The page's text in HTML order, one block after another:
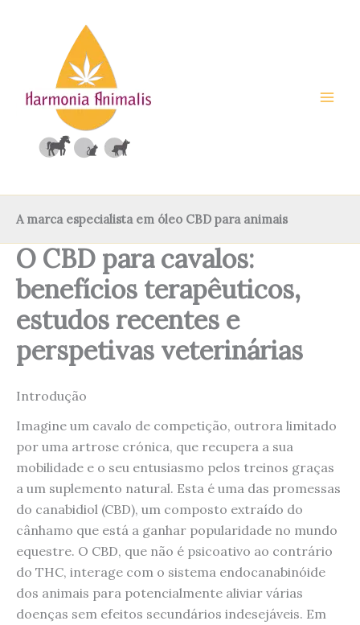
A marca especialista em óleo CBD para animais
O CBD para cavalos:
benefícios terapêuticos,
estudos recentes e
perspetivas veterinárias
Introdução
Imagine um cavalo de competição, outrora limitado
por uma artrose crónica, que recupera a sua
mobilidade e o seu entusiasmo pelos treinos graças
a um suplemento natural. Esta é uma das promessas
do canabidiol (CBD), um composto extraído do
cânhamo que está a ganhar popularidade no mundo
equestre. O CBD, que não é psicoativo ao contrário
do THC, interage com o sistema endocanabinóide
dos animais para potencialmente aliviar várias
doenças sem efeitos secundários indesejáveis. Em